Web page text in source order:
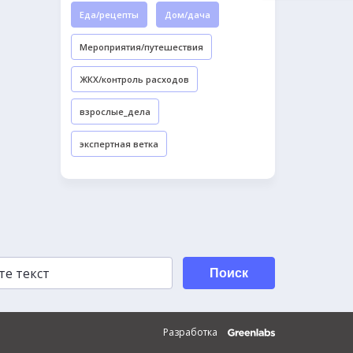
Еда/рецепты Дом/дача
Мероприятия/путешествия
ЖКХ/контроль расходов
взрослые_дела
экспертная ветка
Поиск
Разработка